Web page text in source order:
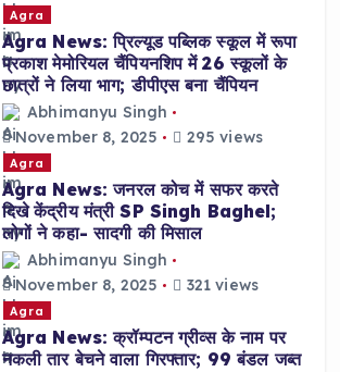
Agra
Agra News: प्रिल्यूड पब्लिक स्कूल में रूपा
प्रकाश मेमोरियल चैंपियनशिप में 26 स्कूलों के
छात्रों ने लिया भाग; डीपीएस बना चैंपियन
Abhimanyu Singh
November 8, 2025
295 views
Agra
Agra News: जनरल कोच में सफर करते
दिखे केंद्रीय मंत्री SP Singh Baghel;
लोगों ने कहा- सादगी की मिसाल
Abhimanyu Singh
November 8, 2025
321 views
Agra
Agra News: क्रॉम्पटन ग्रीव्स के नाम पर
नकली तार बेचने वाला गिरफ्तार; 99 बंडल जब्त